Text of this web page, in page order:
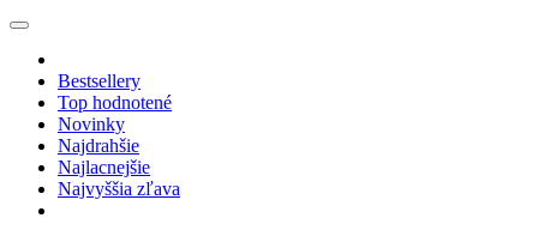
Bestsellery
Top hodnotené
Novinky
Najdrahšie
Najlacnejšie
Najvyššia zľava